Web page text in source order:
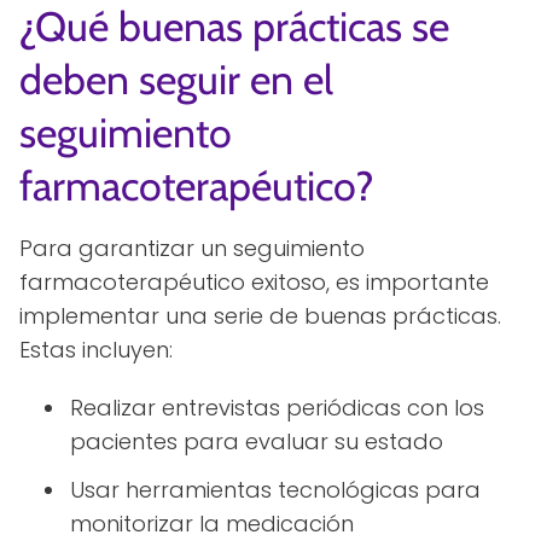
¿Qué buenas prácticas se
deben seguir en el
seguimiento
farmacoterapéutico?
Para garantizar un seguimiento
farmacoterapéutico exitoso, es importante
implementar una serie de buenas prácticas.
Estas incluyen:
Realizar entrevistas periódicas con los
pacientes para evaluar su estado
Usar herramientas tecnológicas para
monitorizar la medicación